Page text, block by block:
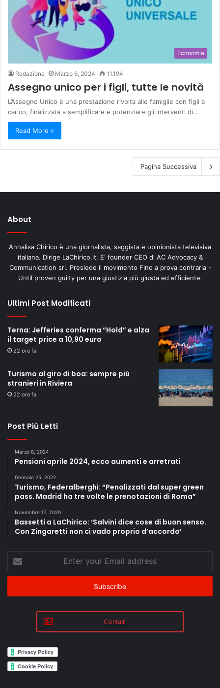
Economia
Redazione Marzo 6, 2024 11.194
Assegno unico per i figli, tutte le novità
L’Assegno Unico è una prestazione rivolta alle famiglie con figli a
carico, finalizzata a semplificare e potenziare gli interventi di…
Read More »
Pagina Successiva
About
Annalisa Chirico è una giornalista, saggista e opinionista televisiva
italiana. Dirige LaChirico.it. E' founder CEO di AC Advocacy &
Communication srl. Presiede il movimento Fino a prova contraria -
Until proven guilty per una giustizia più giusta ed efficiente.
Ultimi Post Modificati
Terna: Jefferies conferma “Hold” e alza
il target price a 10,90 euro
22 ore fa
Turismo al giro di boa: sempre più
stranieri in Riviera
22 ore fa
Post Più Letti
Marzo 8, 2024
Pensioni aprile 2024, ecco aumenti e arretrati
Gennaio 25, 2022
Turismo, Federalberghi: “Penalizzati dal super green
pass. Madrid ha tre volte le prenotazioni di Roma”
Novembre 17, 2020
Bassetti a LaChirico: ‘Salvini dice cose di buon senso.
Con Zingaretti non ci vado proprio d’accordo’
your
Email
Contatti